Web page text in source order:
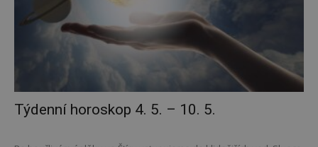
Týdenní horoskop 4. 5. – 10. 5.